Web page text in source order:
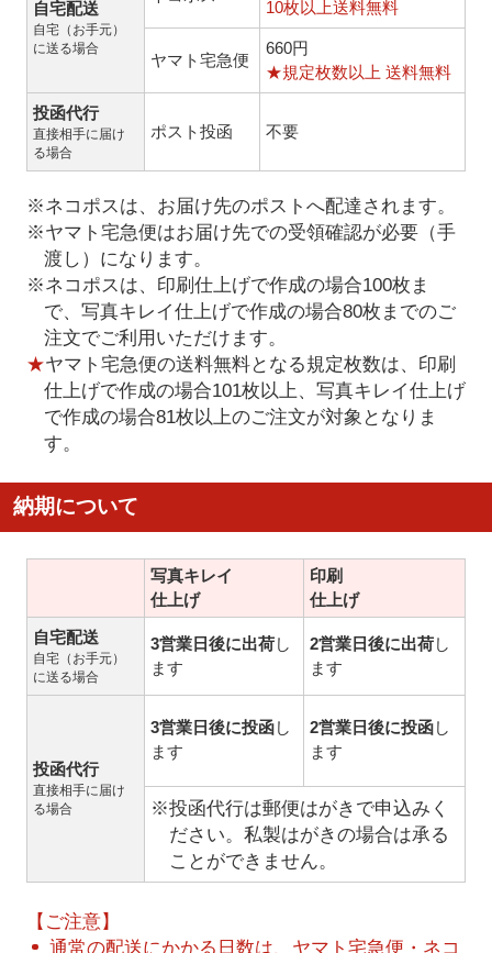
自宅配送
自宅（お手元）
に送る場合
10枚以上送料無料
ヤマト宅急便
660円
★規定枚数以上 送料無料
投函代行
直接相手に届け
る場合
ポスト投函 不要
※ネコポスは、お届け先のポストへ配達されます。
※ヤマト宅急便はお届け先での受領確認が必要（手
渡し）になります。
※ネコポスは、印刷仕上げで作成の場合100枚ま
で、写真キレイ仕上げで作成の場合80枚までのご
注文でご利用いただけます。
★ヤマト宅急便の送料無料となる規定枚数は、印刷
仕上げで作成の場合101枚以上、写真キレイ仕上げ
で作成の場合81枚以上のご注文が対象となりま
す。
納期について
写真キレイ
仕上げ
印刷
仕上げ
自宅配送
自宅（お手元）
に送る場合
3営業日後に出荷し
ます
2営業日後に出荷し
ます
投函代行
直接相手に届け
る場合
3営業日後に投函し
ます
2営業日後に投函し
ます
※投函代行は郵便はがきで申込みく
ださい。私製はがきの場合は承る
ことができません。
【ご注意】
通常の配送にかかる日数は、ヤマト宅急便・ネコ